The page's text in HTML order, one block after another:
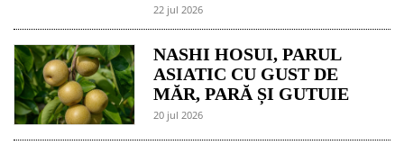
22 jul 2026
NASHI HOSUI, PARUL
ASIATIC CU GUST DE
MĂR, PARĂ ȘI GUTUIE
20 jul 2026